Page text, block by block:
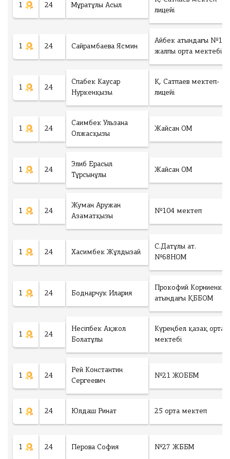
1 24 Мұратұлы Асыл
лицейі
1 24 Сайрамбаева Ясмин
Айбек атындағы №14
жалпы орта мектебі
1 24
Спабек Каусар
Нуркенқызы
Қ. Сатпаев мектеп-
лицейі
1 24
Саимбек Ульзана
Олжасқызы
Жайсан ОМ
1 24
Элиб Ерасыл
Тұрсынұлы
Жайсан ОМ
1 24
Жуман Аружан
Азаматқызы
№104 мектеп
1 24 Хасимбек Жұлдызай
С.Датұлы ат.
№68НОМ
1 24 Боднарчук Илария
Прокофий Корниенко
атындағы ҚББОМ
1 24
Несіпбек Ақжол
Болатұлы
Күреңбел қазақ орта
мектебі
1 24
Рей Константин
Сергеевич
№21 ЖОББМ
1 24 Юлдаш Ринат 25 орта мектеп
1 24 Перова София №27 ЖББМ